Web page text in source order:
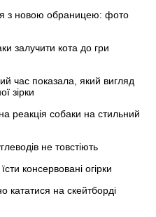
з новою обраницею: фото
залучити кота до гри
час показала, який вигляд
зірки
реакція собаки на стильний
не товстіють
консервовані огірки
кататися на скейтборді